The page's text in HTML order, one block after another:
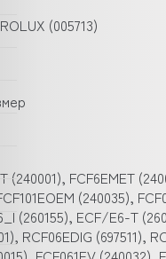
(005713)
(240001), FCF6EMET
(240035),
(260155), ECF/E6-T
RCF06EDIG (697511),